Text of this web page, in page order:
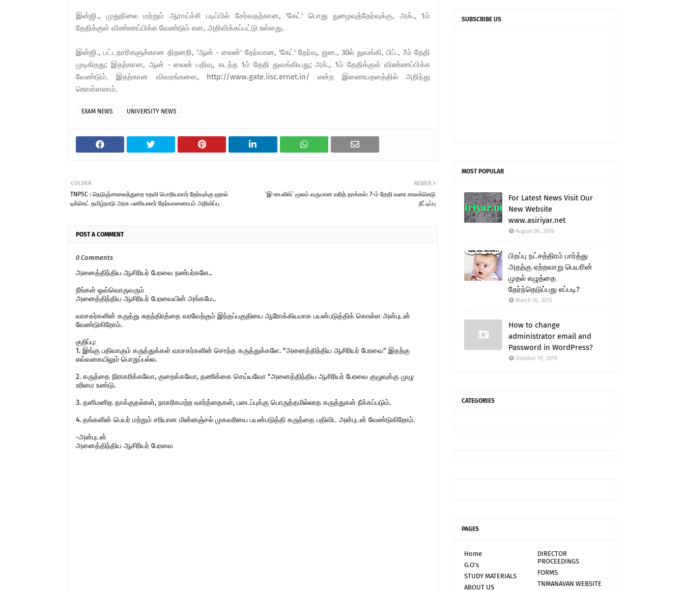
இன்ஜி., முதுநிலை மற்றும் ஆராய்ச்சி படிப்பில் சேர்வதற்கான, 'கேட்' பொது நுழைவுத்தேர்வுக்கு, அக்., 1ம்
தேதிக்குள் விண்ணப்பிக்க வேண்டும் என, அறிவிக்கப்பட்டு உள்ளது.
இன்ஜி., பட்டதாரிகளுக்கான திறனறி, 'ஆன் - லைன்' தேர்வான, 'கேட்' தேர்வு, ஜன., 30ல் துவங்கி, பிப்., 7ம் தேதி
முடிகிறது; இதற்கான, ஆன் - லைன் பதிவு, கடந்த 1ம் தேதி துவங்கியது; அக்., 1ம் தேதிக்குள் விண்ணப்பிக்க
வேண்டும். இதற்கான விவரங்களை, http://www.gate.iisc.ernet.in/ என்ற இணையதளத்தில் அறிந்து
கொள்ளலாம்.
EXAM NEWS UNIVERSITY NEWS
NEWER
‛இ-பைலிங்’ மூலம் வருமான வரித் தாக்கல்: 7-ம் தேதி வரை காலக்கெடு
நீட்டிப்பு
OLDER
TNPSC : நெடுஞ்சாலைத்துறை உதவி பொறியாளர் தேர்வுக்கு ஹால்
டிக்கெட் தமிழ்நாடு அரசு பணியாளர் தேர்வாணையம் அறிவிப்பு
POST A COMMENT
0 Comments
அனைத்திந்திய ஆசிரியர் பேரவை நண்பர்களே..
நீங்கள் ஒவ்வொருவரும்
அனைத்திந்திய ஆசிரியர் பேரவையின் அங்கமே..
வாசகர்களின் கருத்து சுதந்திரத்தை வரவேற்கும் இந்தப்பகுதியை ஆரோக்கியமாக பயன்படுத்திக் கொள்ள அன்புடன்
வேண்டுகிறோம்.
குறிப்பு:
1. இங்கு பதிவாகும் கருத்துக்கள் வாசகர்களின் சொந்த கருத்துக்களே. "அனைத்திந்திய ஆசிரியர் பேரவை" இதற்கு
எவ்வகையிலும் பொறுப்பல்ல.
2. கருத்தை நிராகரிக்கவோ, குறைக்கவோ, தணிக்கை செய்யவோ "அனைத்திந்திய ஆசிரியர் பேரவை குழுவுக்கு முழு
உரிமை உண்டு.
3. தனிமனித தாக்குதல்கள், நாகரிகமற்ற வார்த்தைகள், படைப்புக்கு பொருத்தமில்லாத கருத்துகள் நீக்கப்படும்.
4. தங்களின் பெயர் மற்றும் சரியான மின்னஞ்சல் முகவரியை பயன்படுத்தி கருத்தை பதிவிட அன்புடன் வேண்டுகிறோம்.
-அன்புடன்
அனைத்திந்திய ஆசிரியர் பேரவை
SUBSCRIBE US
MOST POPULAR
For Latest News Visit Our
New Website
www.asiriyar.net
August 06, 2018
பிறப்பு நட்சத்திரம் பார்த்து
அதற்கு ஏற்றவாறு பெயரின்
முதல் எழுத்தை
தேர்ந்தெடுப்பது எப்படி?
March 26, 2015
How to change
administrator email and
Password in WordPress?
October 19, 2019
CATEGORIES
PAGES
Home
DIRECTOR
PROCEEDINGS
G.O's
FORMS
STUDY MATERIALS
TNMANAVAN WEBSITE
ABOUT US